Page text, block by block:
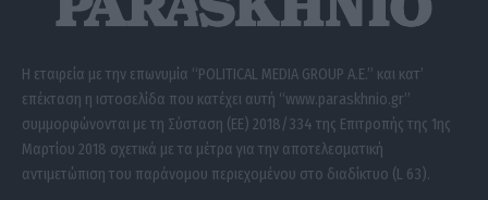
Η εταιρεία με την επωνυμία “POLITICAL MEDIA GROUP A.E.” και κατ’
επέκταση η ιστοσελίδα που κατέχει αυτή “www.paraskhnio.gr”
συμμορφώνονται με τη Σύσταση (ΕΕ) 2018/334 της Επιτροπής της 1ης
Μαρτίου 2018 σχετικά με τα μέτρα για την αποτελεσματική
αντιμετώπιση του παράνομου περιεχομένου στο διαδίκτυο (L 63).